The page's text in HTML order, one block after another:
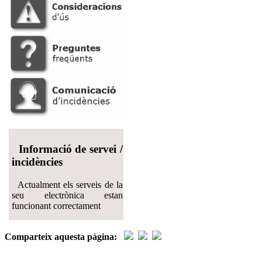
Informació de servei /
incidències
Actualment els serveis de la
seu electrònica estan
funcionant correctament
Comparteix aquesta pàgina: